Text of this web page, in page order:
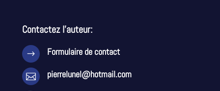
Contactez l’auteur:
$ Formulaire de contact
 pierrelunel@hotmail.com